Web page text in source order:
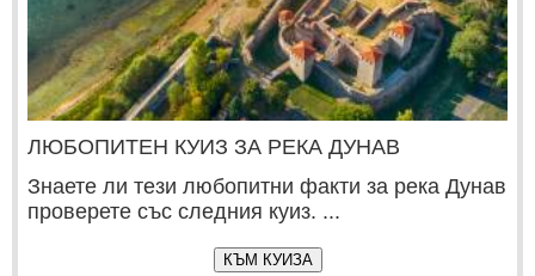
ЛЮБОПИТЕН КУИЗ ЗА РЕКА ДУНАВ
Знаете ли тези любопитни факти за река Дунав
проверете със следния куиз. ...
КЪМ КУИЗА